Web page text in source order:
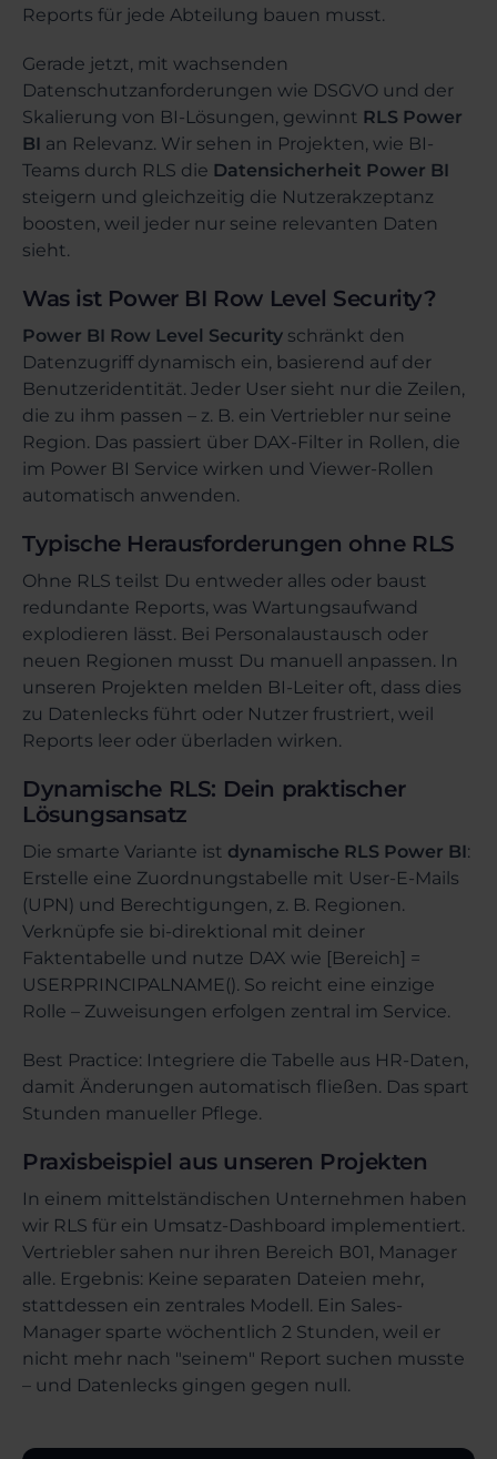
Reports für jede Abteilung bauen musst.
Gerade jetzt, mit wachsenden
Datenschutzanforderungen wie DSGVO und der
Skalierung von BI-Lösungen, gewinnt RLS Power
BI an Relevanz. Wir sehen in Projekten, wie BI-
Teams durch RLS die Datensicherheit Power BI
steigern und gleichzeitig die Nutzerakzeptanz
boosten, weil jeder nur seine relevanten Daten
sieht.
Was ist Power BI Row Level Security?
Power BI Row Level Security schränkt den
Datenzugriff dynamisch ein, basierend auf der
Benutzeridentität. Jeder User sieht nur die Zeilen,
die zu ihm passen – z. B. ein Vertriebler nur seine
Region. Das passiert über DAX-Filter in Rollen, die
im Power BI Service wirken und Viewer-Rollen
automatisch anwenden.
Typische Herausforderungen ohne RLS
Ohne RLS teilst Du entweder alles oder baust
redundante Reports, was Wartungsaufwand
explodieren lässt. Bei Personalaustausch oder
neuen Regionen musst Du manuell anpassen. In
unseren Projekten melden BI-Leiter oft, dass dies
zu Datenlecks führt oder Nutzer frustriert, weil
Reports leer oder überladen wirken.
Dynamische RLS: Dein praktischer
Lösungsansatz
Die smarte Variante ist dynamische RLS Power BI:
Erstelle eine Zuordnungstabelle mit User-E-Mails
(UPN) und Berechtigungen, z. B. Regionen.
Verknüpfe sie bi-direktional mit deiner
Faktentabelle und nutze DAX wie [Bereich] =
USERPRINCIPALNAME(). So reicht eine einzige
Rolle – Zuweisungen erfolgen zentral im Service.
Best Practice: Integriere die Tabelle aus HR-Daten,
damit Änderungen automatisch fließen. Das spart
Stunden manueller Pflege.
Praxisbeispiel aus unseren Projekten
In einem mittelständischen Unternehmen haben
wir RLS für ein Umsatz-Dashboard implementiert.
Vertriebler sahen nur ihren Bereich B01, Manager
alle. Ergebnis: Keine separaten Dateien mehr,
stattdessen ein zentrales Modell. Ein Sales-
Manager sparte wöchentlich 2 Stunden, weil er
nicht mehr nach "seinem" Report suchen musste
– und Datenlecks gingen gegen null.